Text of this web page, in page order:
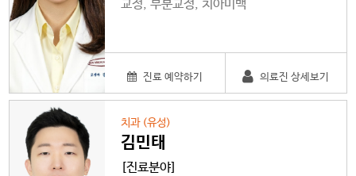
교정, 부분교정, 치아미백
진료 예약하기 의료진 상세보기
치과 (유성)
김민태
[진료분야]